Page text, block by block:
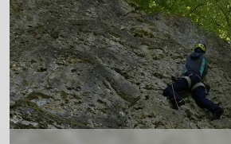
Die diesjährige
19. April nach Frankenstein und war
organisiert, mit einer
Streckenführung und einer geselligen
Paul zum Abschluss.
mehr erfahren